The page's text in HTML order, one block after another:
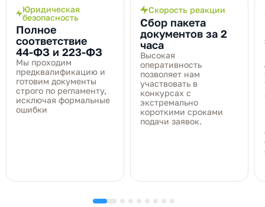
Юридическая
безопасность
Полное
соответствие
44‑ФЗ и 223‑ФЗ
Мы проходим
предквалификацию и
готовим документы
строго по регламенту,
исключая формальные
ошибки
Скорость реакции
Сбор пакета
документов за 2
часа
Высокая
оперативность
позволяет нам
участвовать в
конкурсах с
экстремально
короткими сроками
подачи заявок.